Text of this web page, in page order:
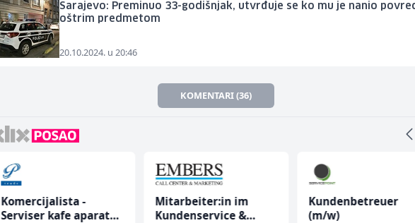
Sarajevo: Preminuo 33-godišnjak, utvrđuje se ko mu je nanio
oštrim predmetom
20.10.2024. u 20:46
KOMENTARI (36)
Komercijalista -
Serviser kafe aparata
Mitarbeiter:in im
Kundenservice &
Kundenbetreuer
(m/w)